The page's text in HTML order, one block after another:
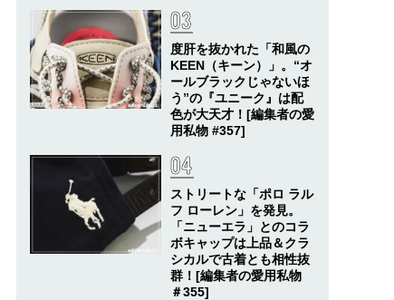
度肝を抜かれた「和風の
KEEN（キーン）」。“オ
ールブラックじゃないほ
う”の『ユニーク』は配
色が大天才！[編集者の愛
用私物 #357]
ストリートな「ポロ ラル
フ ローレン」を発見。
「ニューエラ」とのコラ
ボキャップは上品＆クラ
シカルで古着とも相性抜
群！[編集者の愛用私物
＃355]